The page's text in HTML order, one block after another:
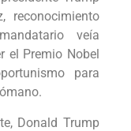
reconocimiento
veía
el Premio Nobel
para
Donald Trump